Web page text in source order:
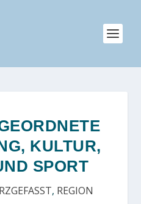
KULTUR,
SPORT
, REGION